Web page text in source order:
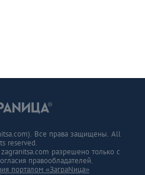
Все права защищены. All
reserved.
разрешено только с
правообладателей.
порталом «ЗаграNица»